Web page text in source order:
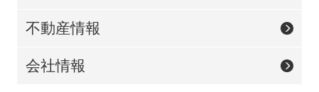
不動産情報
会社情報